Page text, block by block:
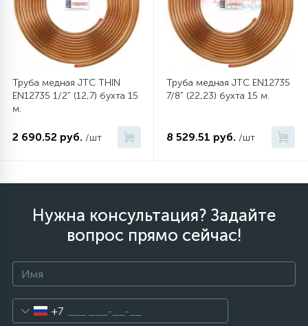
Электронные модули
30
Труба медная JTC THIN
EN12735 1/2" (12,7) бухта 15
м.
2 690.52 руб. /шт
Труба медная JTC EN12735
7/8" (22,23) бухта 15 м.
8 529.51 руб. /шт
Нужна консультация? Задайте
вопрос прямо сейчас!
+7